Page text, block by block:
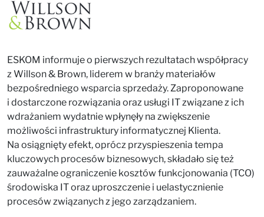
ESKOM informuje o pierwszych rezultatach współpracy
z Willson & Brown, liderem w branży materiałów
bezpośredniego wsparcia sprzedaży. Zaproponowane
i dostarczone rozwiązania oraz usługi IT związane z ich
wdrażaniem wydatnie wpłynęły na zwiększenie
możliwości infrastruktury informatycznej Klienta.
Na osiągnięty efekt, oprócz przyspieszenia tempa
kluczowych procesów biznesowych, składało się też
zauważalne ograniczenie kosztów funkcjonowania (TCO)
środowiska IT oraz uproszczenie i uelastycznienie
procesów związanych z jego zarządzaniem.